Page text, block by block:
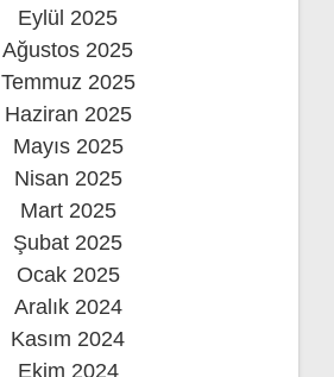
Eylül 2025
Ağustos 2025
Temmuz 2025
Haziran 2025
Mayıs 2025
Nisan 2025
Mart 2025
Şubat 2025
Ocak 2025
Aralık 2024
Kasım 2024
Ekim 2024